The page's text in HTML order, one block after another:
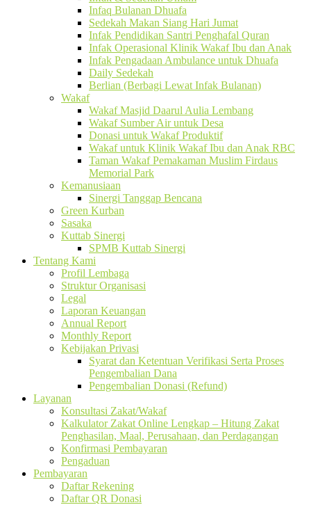
Infaq Bulanan Dhuafa
Sedekah Makan Siang Hari Jumat
Infak Pendidikan Santri Penghafal Quran
Infak Operasional Klinik Wakaf Ibu dan Anak
Infak Pengadaan Ambulance untuk Dhuafa
Daily Sedekah
Berlian (Berbagi Lewat Infak Bulanan)
Wakaf
Wakaf Masjid Daarul Aulia Lembang
Wakaf Sumber Air untuk Desa
Donasi untuk Wakaf Produktif
Wakaf untuk Klinik Wakaf Ibu dan Anak RBC
Taman Wakaf Pemakaman Muslim Firdaus
Memorial Park
Kemanusiaan
Sinergi Tanggap Bencana
Green Kurban
Sasaka
Kuttab Sinergi
SPMB Kuttab Sinergi
Tentang Kami
Profil Lembaga
Struktur Organisasi
Legal
Laporan Keuangan
Annual Report
Monthly Report
Kebijakan Privasi
Syarat dan Ketentuan Verifikasi Serta Proses
Pengembalian Dana
Pengembalian Donasi (Refund)
Layanan
Konsultasi Zakat/Wakaf
Kalkulator Zakat Online Lengkap – Hitung Zakat
Penghasilan, Maal, Perusahaan, dan Perdagangan
Konfirmasi Pembayaran
Pengaduan
Pembayaran
Daftar Rekening
Daftar QR Donasi